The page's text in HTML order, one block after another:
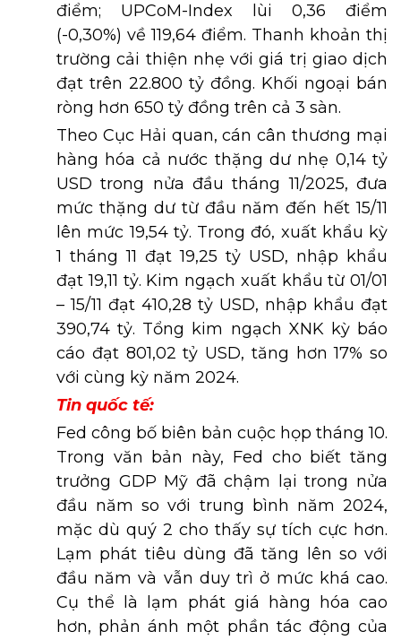
điểm; UPCoM-Index lùi 0,36 điểm
(-0,30%) về 119,64 điểm. Thanh khoản thị
trường cải thiện nhẹ với giá trị giao dịch
đạt trên 22.800 tỷ đồng. Khối ngoại bán
ròng hơn 650 tỷ đồng trên cả 3 sàn.
Theo Cục Hải quan, cán cân thương mại
hàng hóa cả nước thặng dư nhẹ 0,14 tỷ
USD trong nửa đầu tháng 11/2025, đưa
mức thặng dư từ đầu năm đến hết 15/11
lên mức 19,54 tỷ. Trong đó, xuất khẩu kỳ
1 tháng 11 đạt 19,25 tỷ USD, nhập khẩu
đạt 19,11 tỷ. Kim ngạch xuất khẩu từ 01/01
– 15/11 đạt 410,28 tỷ USD, nhập khẩu đạt
390,74 tỷ. Tổng kim ngạch XNK kỳ báo
cáo đạt 801,02 tỷ USD, tăng hơn 17% so
với cùng kỳ năm 2024.
Tin quốc tế:
Fed công bố biên bản cuộc họp tháng 10.
Trong văn bản này, Fed cho biết tăng
trưởng GDP Mỹ đã chậm lại trong nửa
đầu năm so với trung bình năm 2024,
mặc dù quý 2 cho thấy sự tích cực hơn.
Lạm phát tiêu dùng đã tăng lên so với
đầu năm và vẫn duy trì ở mức khá cao.
Cụ thể là lạm phát giá hàng hóa cao
hơn, phản ánh một phần tác động của